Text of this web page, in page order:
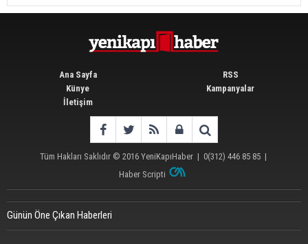
Ana Sayfa
Künye
İletişim
RSS
Kampanyalar
Tüm Hakları Saklıdır © 2016 YeniKapıHaber| 0(312) 446 85 85|
Haber Scripti
Günün Öne Çıkan Haberleri